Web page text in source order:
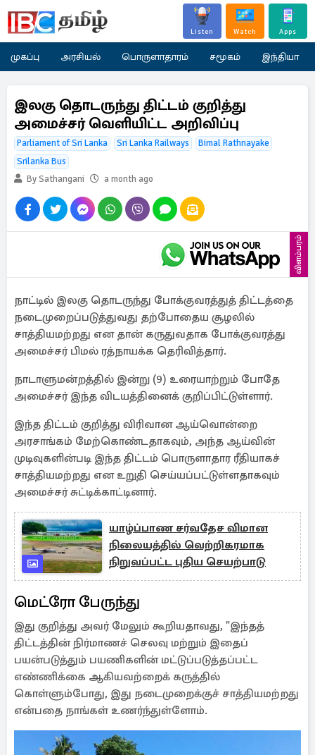
Listen Watch Apps
முகப்பு அரசியல் பொருளாதாரம் சமூகம் இந்தியா
இலகு தொடருந்து திட்டம் குறித்து
அமைச்சர் வெளியிட்ட அறிவிப்பு
Parliament of Sri Lanka Sri Lanka Railways
Bimal Rathnayake
Srilanka Bus
By Sathangani
a month ago
விளம்பரம்
நாட்டில் இலகு தொடருந்து போக்குவரத்துத் திட்டத்தை
நடைமுறைப்படுத்துவது தற்போதைய சூழலில்
சாத்தியமற்றது என தான் கருதுவதாக போக்குவரத்து
அமைச்சர் பிமல் ரத்நாயக்க தெரிவித்தார்.
நாடாளுமன்றத்தில் இன்று (9) உரையாற்றும் போதே
அமைச்சர் இந்த விடயத்தினைக் குறிப்பிட்டுள்ளார்.
இந்த திட்டம் குறித்து விரிவான ஆய்வொன்றை
அரசாங்கம் மேற்கொண்டதாகவும், அந்த ஆய்வின்
முடிவுகளின்படி இந்த திட்டம் பொருளாதார ரீதியாகச்
சாத்தியமற்றது என உறுதி செய்யப்பட்டுள்ளதாகவும்
அமைச்சர் சுட்டிக்காட்டினார்.
யாழ்ப்பாண சர்வதேச விமான
நிலையத்தில் வெற்றிகரமாக
நிறுவப்பட்ட புதிய செயற்பாடு
மெட்ரோ பேருந்து
இது குறித்து அவர் மேலும் கூறியதாவது, "இந்தத்
திட்டத்தின் நிர்மாணச் செலவு மற்றும் இதைப்
பயன்படுத்தும் பயணிகளின் மட்டுப்படுத்தப்பட்ட
எண்ணிக்கை ஆகியவற்றைக் கருத்தில்
கொள்ளும்போது, இது நடைமுறைக்குச் சாத்தியமற்றது
என்பதை நாங்கள் உணர்ந்துள்ளோம்.